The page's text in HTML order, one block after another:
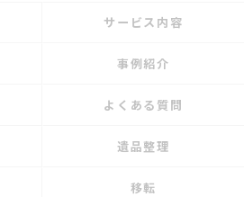
サービス内容
事例紹介
よくある質問
遺品整理
移転